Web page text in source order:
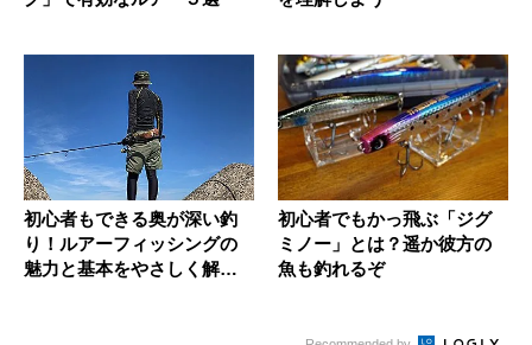
初心者もできる奥が深い釣
り！ルアーフィッシングの
魅力と基本をやさしく解
初心者でもかっ飛ぶ「ジグ
ミノー」とは？遥か彼方の
魚も釣れるぞ